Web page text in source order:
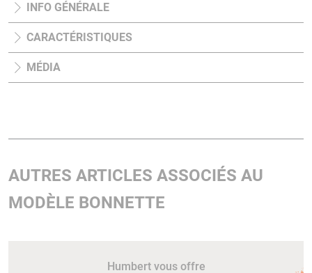
INFO GÉNÉRALE
CARACTÉRISTIQUES
MÉDIA
AUTRES ARTICLES ASSOCIÉS AU
MODÈLE BONNETTE
Humbert vous offre